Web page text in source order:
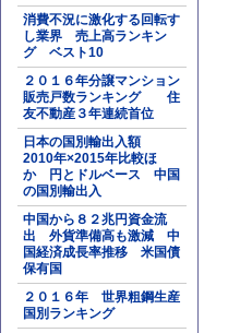
消費不況に激化する回転す
し業界 売上高ランキン
グ ベスト10
２０１６年分譲マンション
販売戸数ランキング 住
友不動産３年連続首位
日本の国別輸出入額
2010年×2015年比較ほ
か 円とドルベース 中国
の国別輸出入
中国から８２兆円資金流
出 外貨準備高も激減 中
国経済成長率推移 米国債
保有国
２０１６年 世界粗鋼生産
国別ランキング